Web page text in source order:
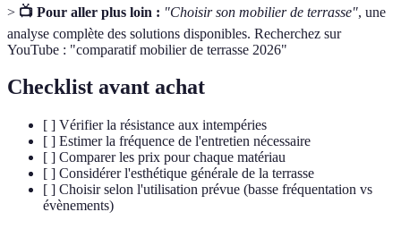
> 📺 Pour aller plus loin : "Choisir son mobilier de terrasse", une
analyse complète des solutions disponibles. Recherchez sur
YouTube : "comparatif mobilier de terrasse 2026"
Checklist avant achat
[ ] Vérifier la résistance aux intempéries
[ ] Estimer la fréquence de l'entretien nécessaire
[ ] Comparer les prix pour chaque matériau
[ ] Considérer l'esthétique générale de la terrasse
[ ] Choisir selon l'utilisation prévue (basse fréquentation vs
évènements)